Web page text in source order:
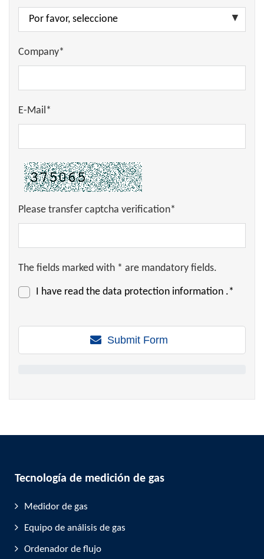
Company*
E-Mail*
Please transfer captcha verification*
The fields marked with * are mandatory fields.
I have read the data protection information .*
Submit Form
Tecnología de medición de gas
Medidor de gas
Equipo de análisis de gas
Ordenador de flujo